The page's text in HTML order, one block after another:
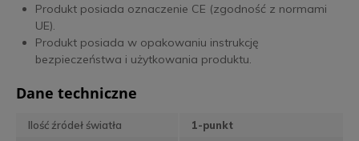
Produkt posiada oznaczenie CE (zgodność z normami
UE).
Produkt posiada w opakowaniu instrukcję
bezpieczeństwa i użytkowania produktu.
Dane techniczne
Ilość źródeł światła
1-punkt